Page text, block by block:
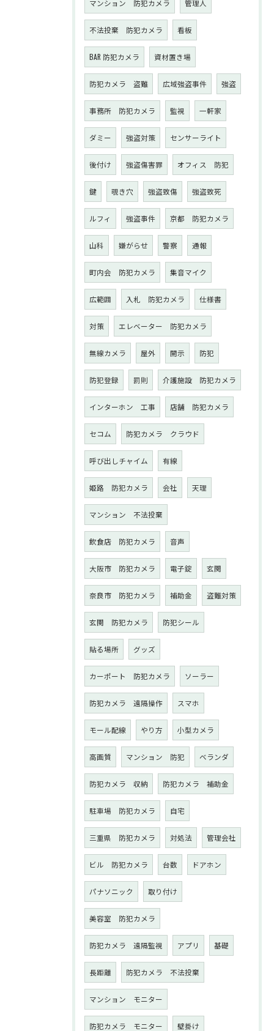
マンション 防犯カメラ 管理人
不法投棄 防犯カメラ 看板
BAR 防犯カメラ 資材置き場
防犯カメラ 盗難 広域強盗事件 強盗
事務所 防犯カメラ 監視 一軒家
ダミー 強盗対策 センサーライト
後付け 強盗傷害罪 オフィス 防犯
鍵 覗き穴 強盗致傷 強盗致死
ルフィ 強盗事件 京都 防犯カメラ
山科 嫌がらせ 警察 通報
町内会 防犯カメラ 集音マイク
広範囲 入札 防犯カメラ 仕様書
対策 エレベーター 防犯カメラ
無線カメラ 屋外 開示 防犯
防犯登録 罰則 介護施設 防犯カメラ
インターホン 工事 店舗 防犯カメラ
セコム 防犯カメラ クラウド
呼び出しチャイム 有線
姫路 防犯カメラ 会社 天理
マンション 不法投棄
飲食店 防犯カメラ 音声
大阪市 防犯カメラ 電子錠 玄関
奈良市 防犯カメラ 補助金 盗難対策
玄関 防犯カメラ 防犯シール
貼る場所 グッズ
カーポート 防犯カメラ ソーラー
防犯カメラ 遠隔操作 スマホ
モール配線 やり方 小型カメラ
高画質 マンション 防犯 ベランダ
防犯カメラ 収納 防犯カメラ 補助金
駐車場 防犯カメラ 自宅
三重県 防犯カメラ 対処法 管理会社
ビル 防犯カメラ 台数 ドアホン
パナソニック 取り付け
美容室 防犯カメラ
防犯カメラ 遠隔監視 アプリ 基礎
長距離 防犯カメラ 不法投棄
マンション モニター
防犯カメラ モニター 壁掛け